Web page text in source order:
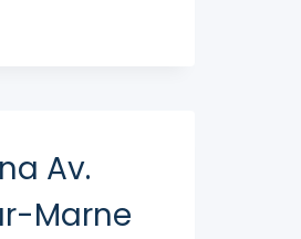
Av.
Marne